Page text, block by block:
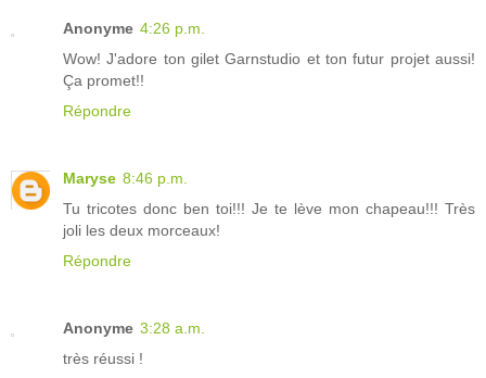
Anonyme 4:26 p.m.
Wow! J'adore ton gilet Garnstudio et ton futur projet aussi!
Ça promet!!
Répondre
Maryse 8:46 p.m.
Tu tricotes donc ben toi!!! Je te lève mon chapeau!!! Très
joli les deux morceaux!
Répondre
Anonyme 3:28 a.m.
très réussi !